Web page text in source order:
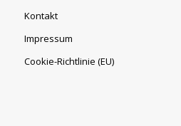
Kontakt
Impressum
Cookie-Richtlinie (EU)